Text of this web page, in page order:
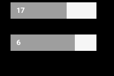
17
6